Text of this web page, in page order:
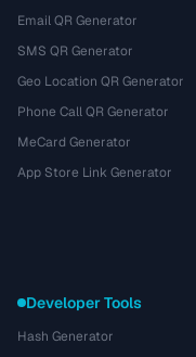
Email QR Generator
SMS QR Generator
Geo Location QR Generator
Phone Call QR Generator
MeCard Generator
App Store Link Generator
Developer Tools
Hash Generator